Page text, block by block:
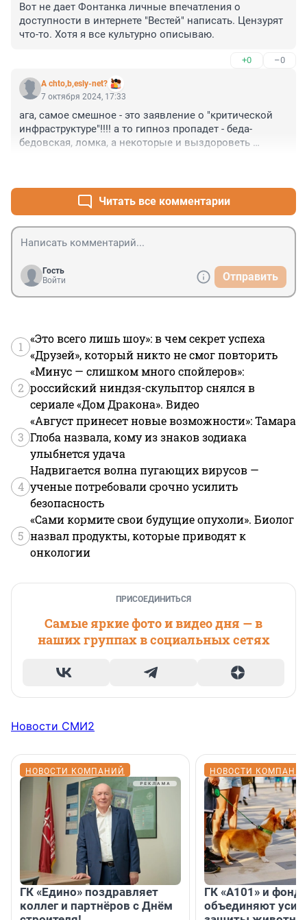
Вот не дает Фонтанка личные впечатления о
доступности в интернете "Вестей" написать. Цензурят
что-то. Хотя я все культурно описываю.
+0 –0
A chto,b,esly-net?
7 октября 2024, 17:33
ага, самое смешное - это заявление о "критической
инфраструктуре"!!!! а то гипноз пропадет - беда-
бедовская, ломка, а некоторые и выздороветь
Читать все комментарии
Гость
Войти
Отправить
1
«Это всего лишь шоу»: в чем секрет успеха
«Друзей», который никто не смог повторить
2
«Минус — слишком много спойлеров»:
российский ниндзя-скульптор снялся в
сериале «Дом Дракона». Видео
3
«Август принесет новые возможности»: Тамара
Глоба назвала, кому из знаков зодиака
улыбнется удача
4
Надвигается волна пугающих вирусов —
ученые потребовали срочно усилить
безопасность
5
«Сами кормите свои будущие опухоли». Биолог
назвал продукты, которые приводят к
онкологии
ПРИСОЕДИНИТЬСЯ
Самые яркие фото и видео дня — в
наших группах в социальных сетях
Новости СМИ2
НОВОСТИ КОМПАНИЙ
ГК «Едино» поздравляет
коллег и партнёров с Днём
НОВОСТИ
ГК «А101» и фонд
объединяют